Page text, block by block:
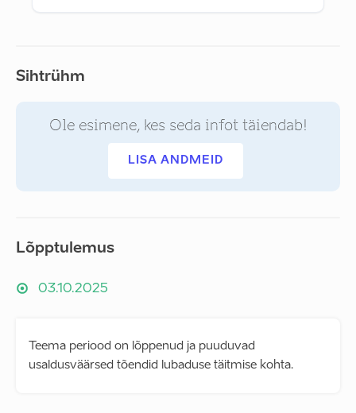
Sihtrühm
Ole esimene, kes seda infot täiendab!
LISA ANDMEID
Lõpptulemus
03.10.2025
Teema periood on lõppenud ja puuduvad
usaldusväärsed tõendid lubaduse täitmise kohta.